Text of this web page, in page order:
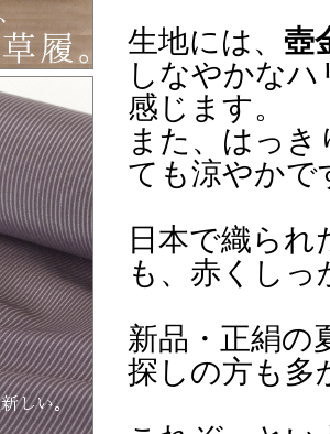
生地には、 壺
しなやかな
感じます。
また、はっ
ても涼やかで
日本で織られ
も、赤くし
新品・正絹の
探しの方も多